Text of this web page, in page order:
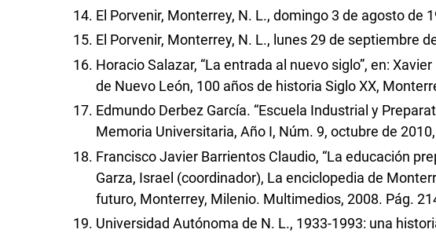
El Porvenir, Monterrey, N. L., domingo 3 de agosto de
El Porvenir, Monterrey, N. L., lunes 29 de septiembre
Horacio Salazar, “La entrada al nuevo siglo”, en:
de Nuevo León, 100 años de historia Siglo XX,
Edmundo Derbez García. “Escuela Industrial y
Memoria Universitaria, Año I, Núm. 9, octubre de 2010,
Francisco Javier Barrientos Claudio, “La educación
Garza, Israel (coordinador), La enciclopedia de
futuro, Monterrey, Milenio. Multimedios, 2008. Pág.
Universidad Autónoma de N. L., 1933-1993: una